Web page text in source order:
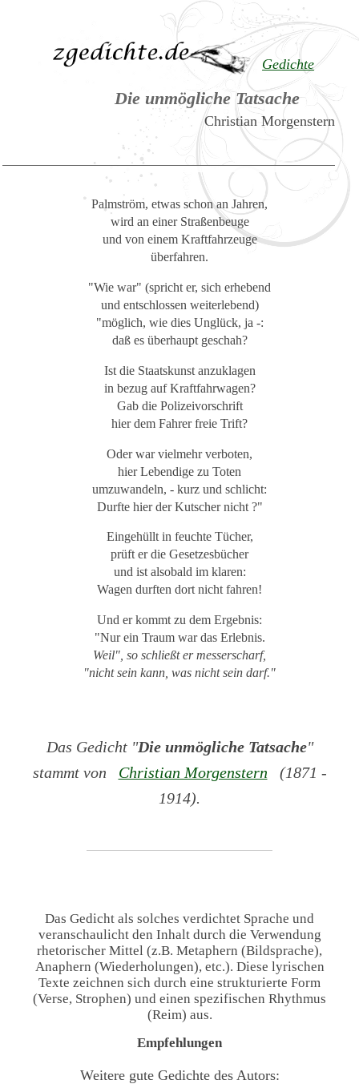
Gedichte
Die unmögliche Tatsache
Christian Morgenstern
Palmström, etwas schon an Jahren,
wird an einer Straßenbeuge
und von einem Kraftfahrzeuge
überfahren.
"Wie war" (spricht er, sich erhebend
und entschlossen weiterlebend)
"möglich, wie dies Unglück, ja -:
daß es überhaupt geschah?
Ist die Staatskunst anzuklagen
in bezug auf Kraftfahrwagen?
Gab die Polizeivorschrift
hier dem Fahrer freie Trift?
Oder war vielmehr verboten,
hier Lebendige zu Toten
umzuwandeln, - kurz und schlicht:
Durfte hier der Kutscher nicht ?"
Eingehüllt in feuchte Tücher,
prüft er die Gesetzesbücher
und ist alsobald im klaren:
Wagen durften dort nicht fahren!
Und er kommt zu dem Ergebnis:
"Nur ein Traum war das Erlebnis.
Weil", so schließt er messerscharf,
"nicht sein kann, was nicht sein darf."
Das Gedicht "Die unmögliche Tatsache"
stammt von
Christian Morgenstern (1871 -
1914).
Das Gedicht als solches verdichtet Sprache und
veranschaulicht den Inhalt durch die Verwendung
rhetorischer Mittel (z.B. Metaphern (Bildsprache),
Anaphern (Wiederholungen), etc.). Diese lyrischen
Texte zeichnen sich durch eine strukturierte Form
(Verse, Strophen) und einen spezifischen Rhythmus
(Reim) aus.
Empfehlungen
Weitere gute Gedichte des Autors: